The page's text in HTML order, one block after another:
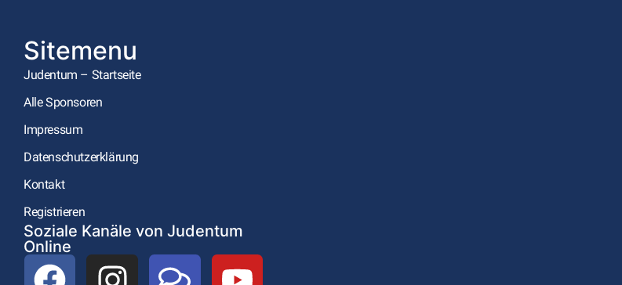
Sitemenu
Judentum – Startseite
Alle Sponsoren
Impressum
Datenschutzerklärung
Kontakt
Registrieren
Soziale Kanäle von Judentum
Online